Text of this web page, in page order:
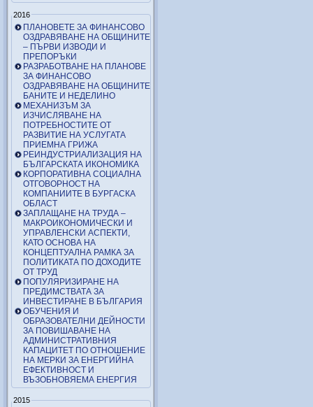
2016
ПЛАНОВЕТЕ ЗА ФИНАНСОВО
ОЗДРАВЯВАНЕ НА ОБЩИНИТЕ
– ПЪРВИ ИЗВОДИ И
ПРЕПОРЪКИ
РАЗРАБОТВАНЕ НА ПЛАНОВЕ
ЗА ФИНАНСОВО
ОЗДРАВЯВАНЕ НА ОБЩИНИТЕ
БАНИТЕ И НЕДЕЛИНО
МЕХАНИЗЪМ ЗА
ИЗЧИСЛЯВАНЕ НА
ПОТРЕБНОСТИТЕ ОТ
РАЗВИТИЕ НА УСЛУГАТА
ПРИЕМНА ГРИЖА
РЕИНДУСТРИАЛИЗАЦИЯ НА
БЪЛГАРСКАТА ИКОНОМИКА
КОРПОРАТИВНА СОЦИАЛНА
ОТГОВОРНОСТ НА
КОМПАНИИТЕ В БУРГАСКА
ОБЛАСТ
ЗАПЛАЩАНЕ НА ТРУДА –
МАКРОИКОНОМИЧЕСКИ И
УПРАВЛЕНСКИ АСПЕКТИ,
КАТО ОСНОВА НА
КОНЦЕПТУАЛНА РАМКА ЗА
ПОЛИТИКАТА ПО ДОХОДИТЕ
ОТ ТРУД
ПОПУЛЯРИЗИРАНЕ НА
ПРЕДИМСТВАТА ЗА
ИНВЕСТИРАНЕ В БЪЛГАРИЯ
ОБУЧЕНИЯ И
ОБРАЗОВАТЕЛНИ ДЕЙНОСТИ
ЗА ПОВИШАВАНЕ НА
АДМИНИСТРАТИВНИЯ
КАПАЦИТЕТ ПО ОТНОШЕНИЕ
НА МЕРКИ ЗА ЕНЕРГИЙНА
ЕФЕКТИВНОСТ И
ВЪЗОБНОВЯЕМА ЕНЕРГИЯ
2015